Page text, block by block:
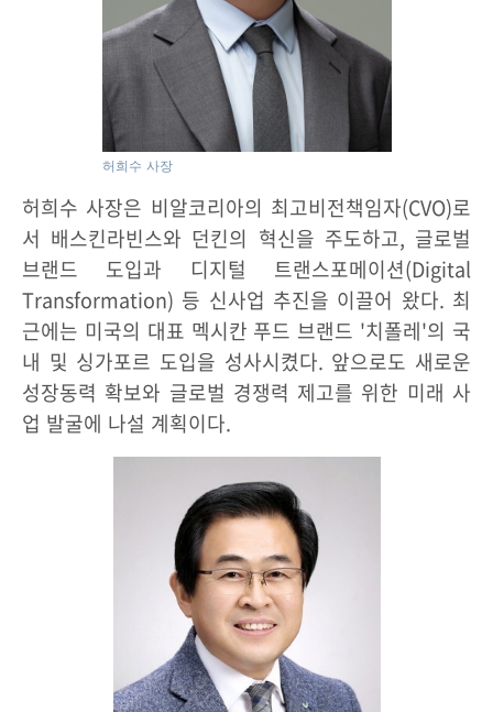
허희수 사장
허희수 사장은 비알코리아의 최고비전책임자(CVO)로
서 배스킨라빈스와 던킨의 혁신을 주도하고, 글로벌
브랜드 도입과 디지털 트랜스포메이션(Digital
Transformation) 등 신사업 추진을 이끌어 왔다. 최
근에는 미국의 대표 멕시칸 푸드 브랜드 '치폴레'의 국
내 및 싱가포르 도입을 성사시켰다. 앞으로도 새로운
성장동력 확보와 글로벌 경쟁력 제고를 위한 미래 사
업 발굴에 나설 계획이다.